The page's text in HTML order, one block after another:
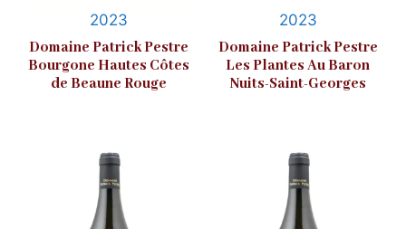
2023
Domaine Patrick Pestre
Bourgone Hautes Côtes
de Beaune Rouge
2023
Domaine Patrick Pestre
Les Plantes Au Baron
Nuits-Saint-Georges